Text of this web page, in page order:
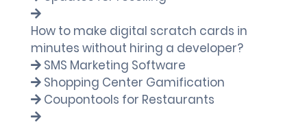
How to make digital scratch cards in
minutes without hiring a developer?
SMS Marketing Software
Shopping Center Gamification
Coupontools for Restaurants